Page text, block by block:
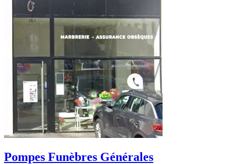
Pompes Funèbres Générales